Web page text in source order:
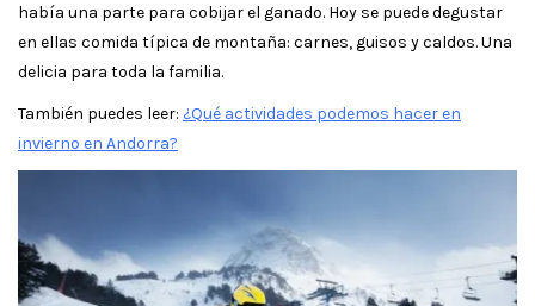
había una parte para cobijar el ganado. Hoy se puede degustar
en ellas comida típica de montaña: carnes, guisos y caldos. Una
delicia para toda la familia.
También puedes leer: ¿Qué actividades podemos hacer en
invierno en Andorra?